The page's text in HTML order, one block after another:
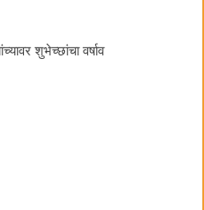
शुभेच्छांचा वर्षाव